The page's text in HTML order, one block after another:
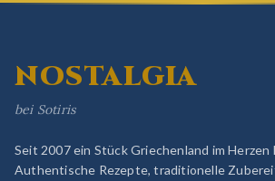
NOSTALGIA
bei Sotiris
Seit 2007 ein Stück Griechenland im Herzen
Authentische Rezepte, traditionelle